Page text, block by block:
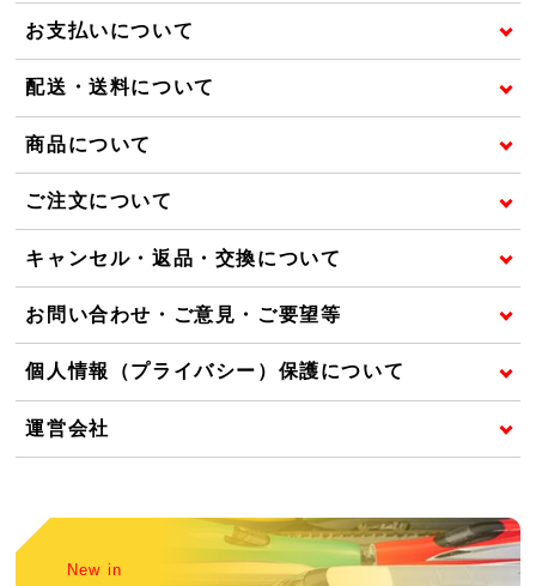
お支払いについて
配送・送料について
商品について
ご注文について
キャンセル・返品・交換について
お問い合わせ・ご意見・ご要望等
個人情報（プライバシー）保護について
運営会社
New in